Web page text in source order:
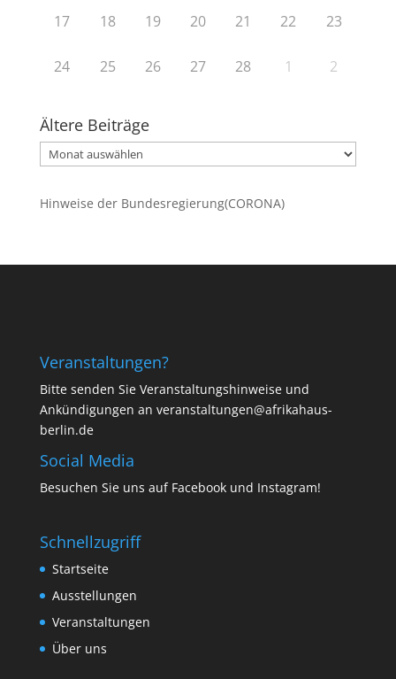
17 18 19 20 21 22 23
24 25 26 27 28 1 2
Ältere Beiträge
Ältere
Beiträge
Hinweise der Bundesregierung(CORONA)
Veranstaltungen?
Bitte senden Sie Veranstaltungshinweise und
Ankündigungen an veranstaltungen@afrikahaus-
berlin.de
Social Media
Besuchen Sie uns auf Facebookund Instagram!
Schnellzugriff
Startseite
Ausstellungen
Veranstaltungen
Über uns